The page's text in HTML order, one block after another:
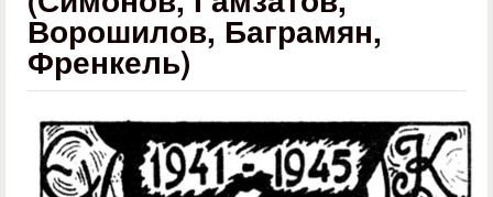
Ворошилов, Баграмян,
Френкель)